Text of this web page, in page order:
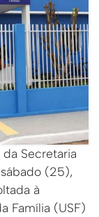
Secretaria
(25),
à
Família (USF)